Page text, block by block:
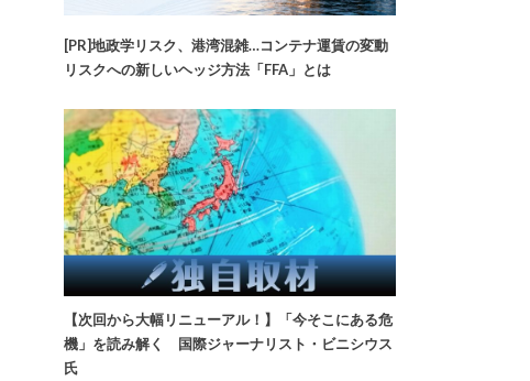
[PR]地政学リスク、港湾混雑…コンテナ運賃の変動
リスクへの新しいヘッジ方法「FFA」とは
【次回から大幅リニューアル！】「今そこにある危
機」を読み解く 国際ジャーナリスト・ビニシウス
氏